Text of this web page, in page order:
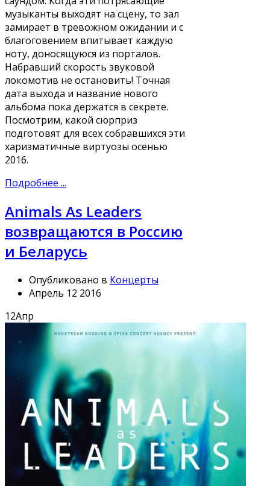
музыканты выходят на сцену, то зал
замирает в тревожном ожидании и с
благоговением впитывает каждую
ноту, доносящуюся из порталов.
Набравший скорость звуковой
локомотив не остановить! Точная
дата выхода и название нового
альбома пока держатся в секрете.
Посмотрим, какой сюрприз
подготовят для всех собравшихся эти
харизматичные виртуозы осенью
2016.
Подробнее ...
Animals As Leaders
возвращаются в Россию
и Беларусь
Опубликовано в Концерты
Апрель 12 2016
12Апр